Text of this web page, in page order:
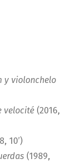
y violonchelo
velocité (2016,
10’)
(1989,